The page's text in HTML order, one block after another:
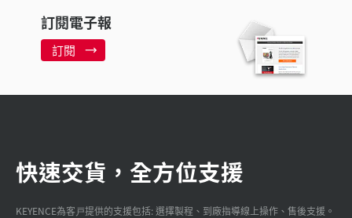
訂閱電子報
訂閱
快速交貨，全方位支援
KEYENCE為客戸提供的支援包括: 選擇製程、到廠指導線上操作、售後支援。